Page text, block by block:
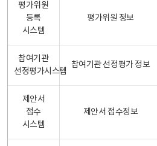
평가위원
등록
시스템
평가위원 정보
참여기관
선정평가시스템
참여기관 선정평가 정보
제안서
접수
시스템
제안서 접수정보